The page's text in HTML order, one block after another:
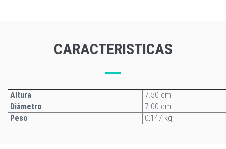
CARACTERISTICAS
Altura
7.50 cm
Diâmetro
7.00 cm
Peso
0,147 kg